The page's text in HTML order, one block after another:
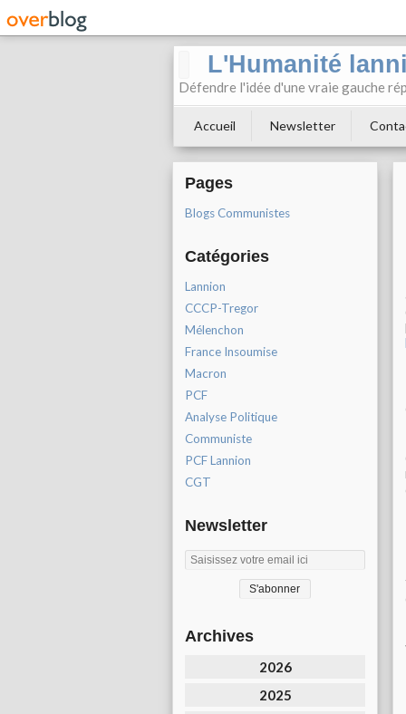
L'Humanité
Défendre l'idée d'une vraie gauche
Accueil Newsletter
Pages
Blogs Communistes
Catégories
Lannion
CCCP-Tregor
Mélenchon
France Insoumise
Macron
PCF
Analyse Politique
Communiste
PCF Lannion
CGT
Newsletter
Archives
2026
2025